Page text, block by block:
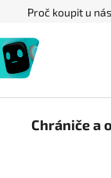
Proč koupit u nás
Chrániče a